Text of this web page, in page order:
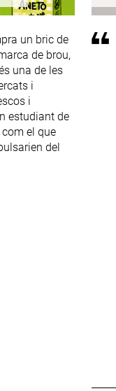
un bric de
de brou,
una de les
i
i
estudiant de
el que
del